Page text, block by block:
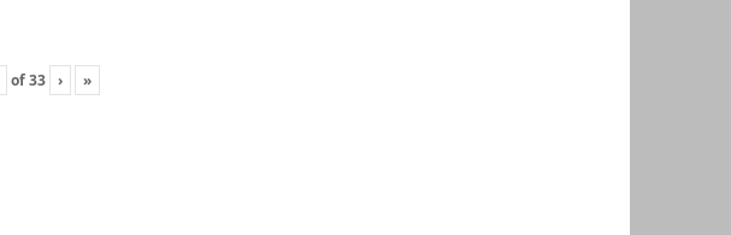
of33 › »